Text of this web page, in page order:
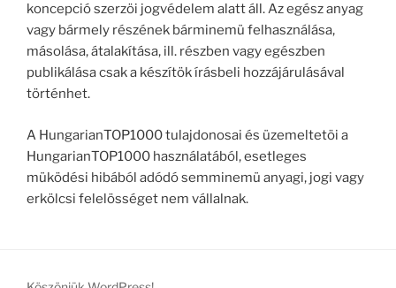
koncepció szerzöi jogvédelem alatt áll. Az egész anyag
vagy bármely részének bárminemü felhasználása,
másolása, átalakítása, ill. részben vagy egészben
publikálása csak a készítök írásbeli hozzájárulásával
történhet.
A HungarianTOP1000 tulajdonosai és üzemeltetöi a
HungarianTOP1000 használatából, esetleges
müködési hibából adódó semminemü anyagi, jogi vagy
erkölcsi felelösséget nem vállalnak.